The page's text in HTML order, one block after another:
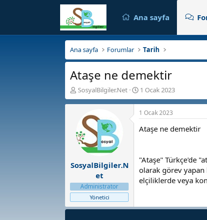
Ana sayfa
Ana sayfa Forumlar Tarih
Ataşe ne demektir
K
o
n
y
u
ş
a
t
a
SosyalBilgiler.Net
B
a
ş
l
a
n
ç
t
a
1 Ocak 2023
SosyalBilgiler.N
et
Administrator
Yönetici
1 Ocak 2023
Ataşe ne demektir
"Ataşe" Türkçe'de
olarak görev
elçiliklerde veya